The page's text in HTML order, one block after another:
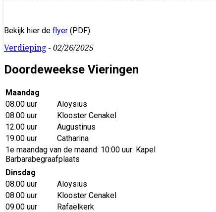
Bekijk hier de flyer (PDF).
Verdieping - 02/26/2025
Doordeweekse Vieringen
Maandag
08.00 uur
Aloysius
08.00 uur
Klooster Cenakel
12.00 uur
Augustinus
19.00 uur
Catharina
1e maandag van de maand: 10:00 uur: Kapel
Barbarabegraafplaats
Dinsdag
08.00 uur
Aloysius
08.00 uur
Klooster Cenakel
09.00 uur
Rafaëlkerk